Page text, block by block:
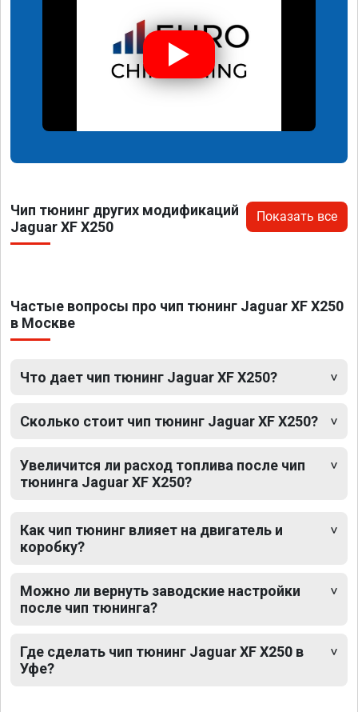
Чип тюнинг других модификаций
Jaguar XF X250
Показать все
Частые вопросы про чип тюнинг Jaguar XF X250
в Москве
Что дает чип тюнинг Jaguar XF X250?
Сколько стоит чип тюнинг Jaguar XF X250?
Увеличится ли расход топлива после чип
тюнинга Jaguar XF X250?
Как чип тюнинг влияет на двигатель и
коробку?
Можно ли вернуть заводские настройки
после чип тюнинга?
Где сделать чип тюнинг Jaguar XF X250 в
Уфе?